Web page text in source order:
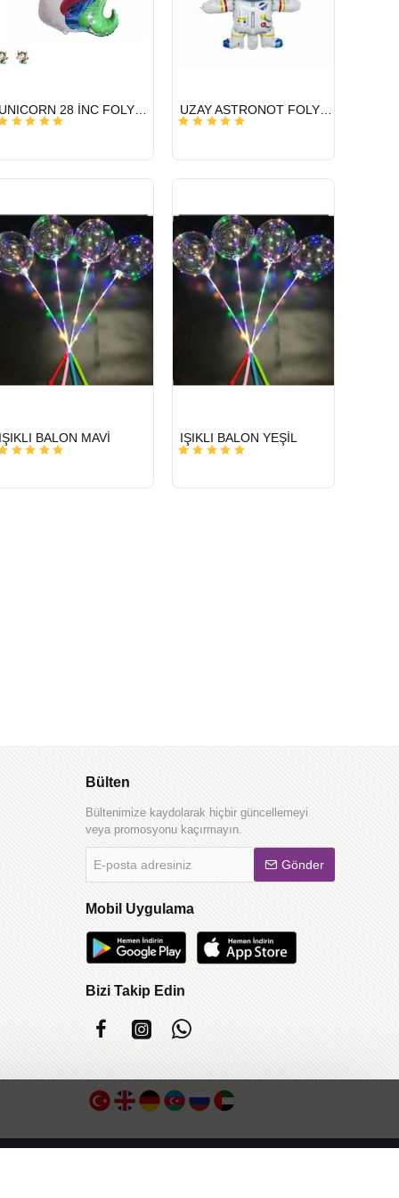
GÖNDERİ
GÖNDERİ
UZAY ASTRONOT FOLYO BALON 22 İNÇ
HIZLI
GÖNDERİ
IŞIKLI BALON MAVİ
HIZLI
GÖNDERİ
IŞIKLI BALON YEŞİL
Bülten
Bültenimize kaydolarak hiçbir güncellemeyi
veya promosyonu kaçırmayın.
posta
Gönder
Mobil Uygulama
Bizi Takip Edin